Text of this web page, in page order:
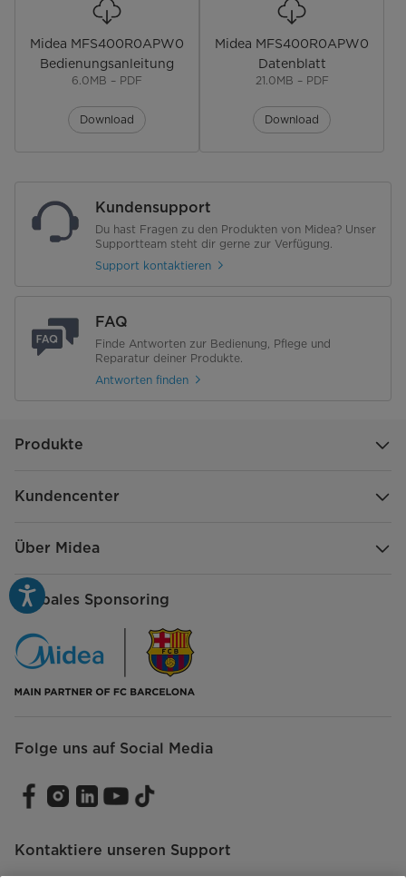
Fernbedienung
Display
Funktionen
Oszillierend
Spannung [V]
Abmessungen & Gewicht
Gewicht Netto/Brutto [kg]
Midea MFS400R0APW0
Bedienungsanleitung
6.0MB – PDF
Download
Midea MFS400R0APW0
Datenblatt
21.0MB – PDF
Download
Kundensupport
Du hast Fragen zu den Produkten von Midea? Unser
Supportteam steht dir gerne zur Verfügung.
Support kontaktieren
FAQ
Finde Antworten zur Bedienung, Pflege und
Reparatur deiner Produkte.
Antworten finden
Produkte
Kundencenter
Über Midea
Globales Sponsoring
Folge uns auf Social Media
Kontaktiere unseren Support